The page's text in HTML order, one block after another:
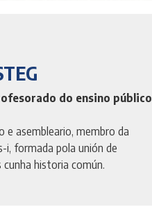
do ensino público
e asembleario, membro da
i, formada pola unión de
cunha historia común.